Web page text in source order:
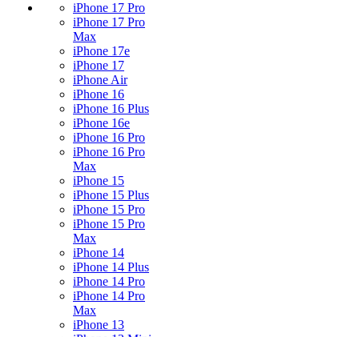
iPhone 17 Pro
iPhone 17 Pro
Max
iPhone 17e
iPhone 17
iPhone Air
iPhone 16
iPhone 16 Plus
iPhone 16e
iPhone 16 Pro
iPhone 16 Pro
Max
iPhone 15
iPhone 15 Plus
iPhone 15 Pro
iPhone 15 Pro
Max
iPhone 14
iPhone 14 Plus
iPhone 14 Pro
iPhone 14 Pro
Max
iPhone 13